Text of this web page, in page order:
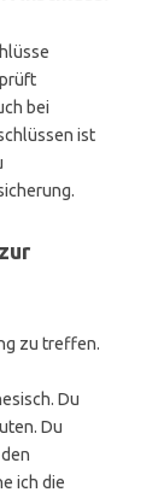
bei
ist
zu treffen.
Du
Du
ich die